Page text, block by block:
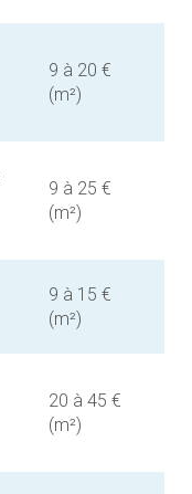
9 à 20 €
(m²)
9 à 25 €
(m²)
9 à 15 €
(m²)
20 à 45 €
(m²)